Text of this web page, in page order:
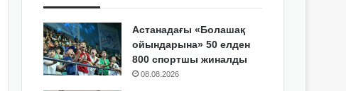
Астанадағы «Болашақ
ойындарына» 50 елден
800 спортшы жиналды
08.08.2026